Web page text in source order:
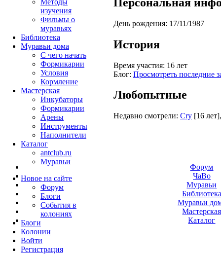
День рождения: 17/11/1987
История
Время участия: 16 лет
Блог: Просмотреть последние
Любопытные
Недавно смотрели: Cry [16 лет]
Методы
изучения
Фильмы о
муравьях
Библиотека
Муравьи дома
С чего начать
Формикарии
Условия
Кормление
Мастерская
Инкубаторы
Формикарии
Арены
Инструменты
Наполнители
Каталог
antclub.ru
Муравьи
Новое на сайте
Форум
Блоги
События в
колониях
Блоги
Колонии
Войти
Peгиcтpaция
Форум
ЧаВо
Муравьи
Библиотека
Муравьи
Мастерская
Каталог